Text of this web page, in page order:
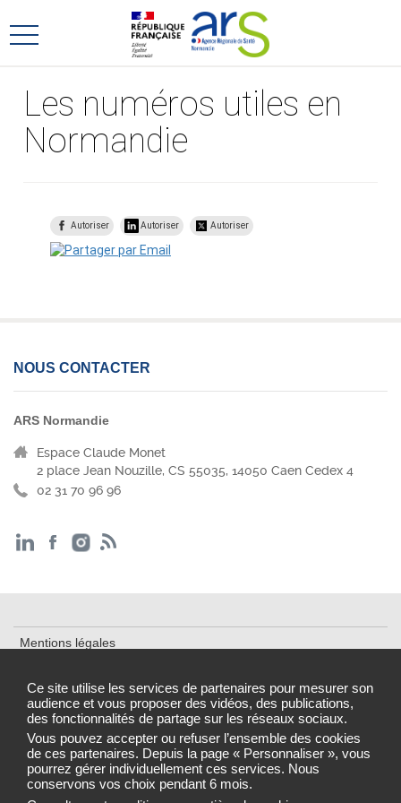
Ce site utilise les services de partenaires pour mesurer son
audience et vous proposer des vidéos, des publications,
des fonctionnalités de partage sur les réseaux sociaux.
Vous pouvez accepter ou refuser l’ensemble des cookies
de ces partenaires. Depuis la page « Personnaliser », vous
pourrez gérer individuellement ces services. Nous
conservons vos choix pendant 6 mois.
au
menu
au
contenu
Ouvrir
principal
Les numéros utiles en
Normandie
Autoriser Autoriser Autoriser
NOUS CONTACTER
ARS Normandie
Espace Claude Monet
2 place Jean Nouzille, CS 55035, 14050 Caen Cedex 4
02 31 70 96 96
Mentions légales
Accessibilité : partiellement conforme
Gestion des cookies